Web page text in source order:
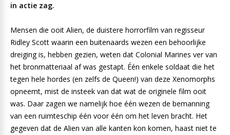
in actie zag.
Mensen die ooit Alien, de duistere horrorfilm van regisseur
Ridley Scott waarin een buitenaards wezen een behoorlijke
dreiging is, hebben gezien, weten dat Colonial Marines ver van
het bronmatteriaal af was gestapt. Één enkele soldaat die het
tegen hele hordes (en zelfs de Queen!) van deze Xenomorphs
opneemt, mist de insteek van dat wat de originele film ooit
was. Daar zagen we namelijk hoe één wezen de bemanning
van een ruimteschip één voor één om het leven bracht. Het
gegeven dat de Alien van alle kanten kon komen, haast niet te